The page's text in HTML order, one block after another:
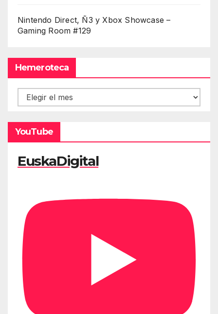
Nintendo Direct, Ñ3 y Xbox Showcase –
Gaming Room #129
Hemeroteca
Hemeroteca
YouTube
EuskaDigital